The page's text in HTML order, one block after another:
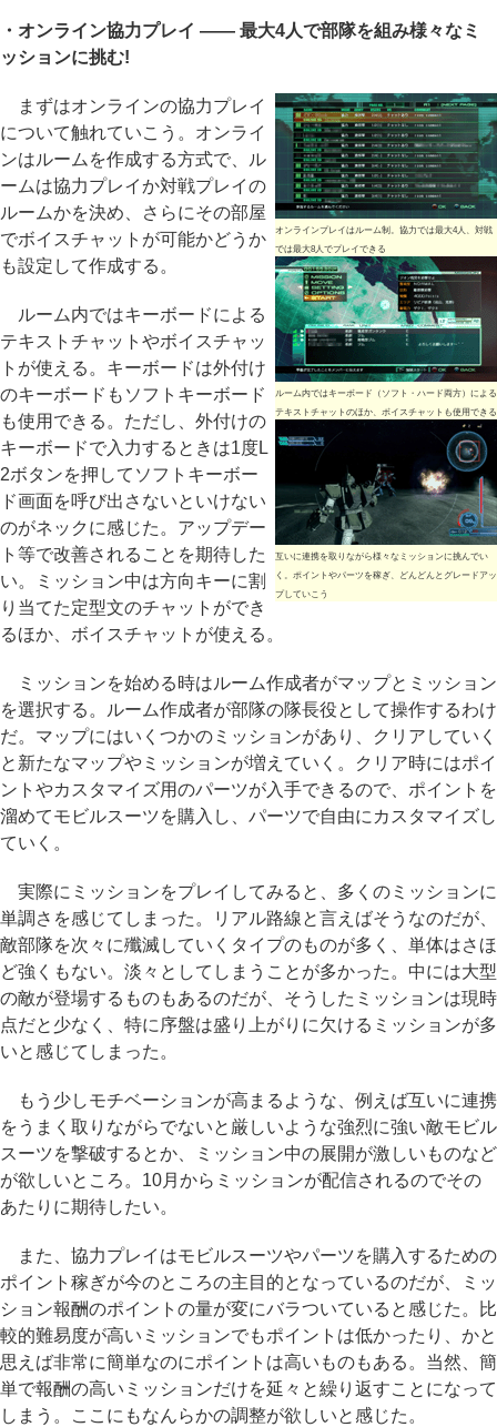
・オンライン協力プレイ ―― 最大4人で部隊を組み様々なミ
ッションに挑む!
オンラインプレイはルーム制。協力では最大4人、対戦
では最大8人でプレイできる
ルーム内ではキーボード（ソフト・ハード両方）による
テキストチャットのほか、ボイスチャットも使用できる
互いに連携を取りながら様々なミッションに挑んでい
く。ポイントやパーツを稼ぎ、どんどんとグレードアッ
プしていこう
まずはオンラインの協力プレイ
について触れていこう。オンライ
ンはルームを作成する方式で、ル
ームは協力プレイか対戦プレイの
ルームかを決め、さらにその部屋
でボイスチャットが可能かどうか
も設定して作成する。
ルーム内ではキーボードによる
テキストチャットやボイスチャッ
トが使える。キーボードは外付け
のキーボードもソフトキーボード
も使用できる。ただし、外付けの
キーボードで入力するときは1度L
2ボタンを押してソフトキーボー
ド画面を呼び出さないといけない
のがネックに感じた。アップデー
ト等で改善されることを期待した
い。ミッション中は方向キーに割
り当てた定型文のチャットができ
るほか、ボイスチャットが使える。
ミッションを始める時はルーム作成者がマップとミッション
を選択する。ルーム作成者が部隊の隊長役として操作するわけ
だ。マップにはいくつかのミッションがあり、クリアしていく
と新たなマップやミッションが増えていく。クリア時にはポイ
ントやカスタマイズ用のパーツが入手できるので、ポイントを
溜めてモビルスーツを購入し、パーツで自由にカスタマイズし
ていく。
実際にミッションをプレイしてみると、多くのミッションに
単調さを感じてしまった。リアル路線と言えばそうなのだが、
敵部隊を次々に殲滅していくタイプのものが多く、単体はさほ
ど強くもない。淡々としてしまうことが多かった。中には大型
の敵が登場するものもあるのだが、そうしたミッションは現時
点だと少なく、特に序盤は盛り上がりに欠けるミッションが多
いと感じてしまった。
もう少しモチベーションが高まるような、例えば互いに連携
をうまく取りながらでないと厳しいような強烈に強い敵モビル
スーツを撃破するとか、ミッション中の展開が激しいものなど
が欲しいところ。10月からミッションが配信されるのでその
あたりに期待したい。
また、協力プレイはモビルスーツやパーツを購入するための
ポイント稼ぎが今のところの主目的となっているのだが、ミッ
ション報酬のポイントの量が変にバラついていると感じた。比
較的難易度が高いミッションでもポイントは低かったり、かと
思えば非常に簡単なのにポイントは高いものもある。当然、簡
単で報酬の高いミッションだけを延々と繰り返すことになって
しまう。ここにもなんらかの調整が欲しいと感じた。